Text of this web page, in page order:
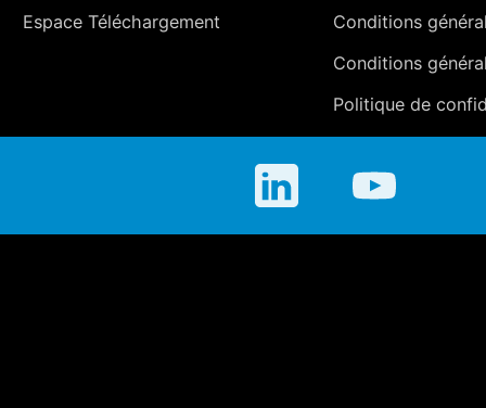
Espace Téléchargement
Conditions
Conditions
Politique de